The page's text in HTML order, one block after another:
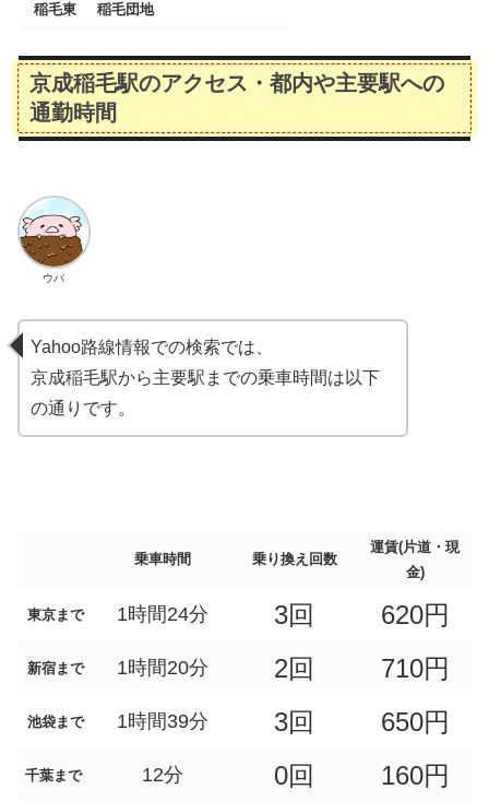
稲毛東 稲毛団地
京成稲毛駅のアクセス・都内や主要駅への
通勤時間
ウパ
Yahoo路線情報での検索では、
京成稲毛駅から主要駅までの乗車時間は以下
の通りです。
乗車時間 乗り換え回数
運賃(片道・現
金)
東京まで 1時間24分 3回 620円
新宿まで 1時間20分 2回 710円
池袋まで 1時間39分 3回 650円
千葉まで 12分 0回 160円